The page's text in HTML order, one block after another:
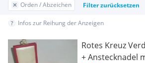
Orden / Abzeichen Filter zurücksetzen
Infos zur Reihung der Anzeigen
Rotes Kreuz
+ Anstecknadel